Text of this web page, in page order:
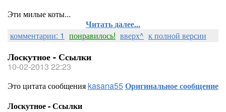
Эти милые коты...
Читать далее...
комментарии: 1 понравилось! вверх^ к полной версии
Лоскутное - Ссылки
10-02-2013 22:23
Это цитата сообщения kasana55Оригинальное сообщение
Лоскутное - Ссылки